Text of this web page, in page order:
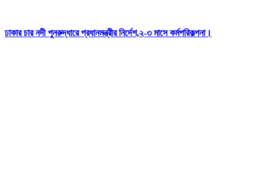
ঢাকার চার নদী পুনরুদ্ধারে প্রধানমন্ত্রীর নির্দেশ,২-৩ মাসে কর্মপরিকল্পনা।